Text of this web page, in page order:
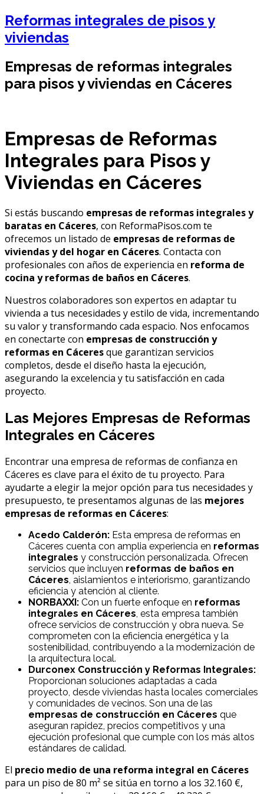
Reformas integrales de pisos y
viviendas
Empresas de reformas integrales
para pisos y viviendas en Cáceres
Empresas de Reformas
Integrales para Pisos y
Viviendas en Cáceres
Si estás buscando empresas de reformas integrales y
baratas en Cáceres, con ReformaPisos.com te
ofrecemos un listado de empresas de reformas de
viviendas y del hogar en Cáceres. Contacta con
profesionales con años de experiencia en reforma de
cocina y reformas de baños en Cáceres.
Nuestros colaboradores son expertos en adaptar tu
vivienda a tus necesidades y estilo de vida, incrementando
su valor y transformando cada espacio. Nos enfocamos
en conectarte con empresas de construcción y
reformas en Cáceresque garantizan servicios
completos, desde el diseño hasta la ejecución,
asegurando la excelencia y tu satisfacción en cada
proyecto.
Las Mejores Empresas de Reformas
Integrales en Cáceres
Encontrar una empresa de reformas de confianza en
Cáceres es clave para el éxito de tu proyecto. Para
ayudarte a elegir la mejor opción para tus necesidades y
presupuesto, te presentamos algunas de las mejores
empresas de reformas en Cáceres:
Acedo Calderón: Esta empresa de reformas en
Cáceres cuenta con amplia experiencia en reformas
integrales y construcción personalizada. Ofrecen
servicios que incluyen reformas de baños en
Cáceres, aislamientos e interiorismo, garantizando
eficiencia y atención al cliente.
NORBAXXI: Con un fuerte enfoque en reformas
integrales en Cáceres, esta empresa también
ofrece servicios de construcción y obra nueva. Se
comprometen con la eficiencia energética y la
sostenibilidad, contribuyendo a la modernización de
la arquitectura local.
Durconex Construcción y Reformas Integrales:
Proporcionan soluciones adaptadas a cada
proyecto, desde viviendas hasta locales comerciales
y comunidades de vecinos. Son una de las
empresas de construcción en Cáceres que
aseguran rapidez, precios competitivos y una
ejecución profesional que cumple con los más altos
estándares de calidad.
El precio medio de una reforma integral en Cáceres
para un piso de 80 m² se sitúa en torno a los 32.160 €,